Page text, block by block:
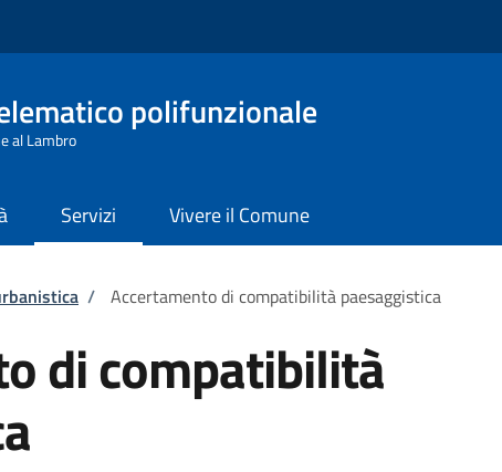
polifunzionale
al Lambro
Servizi Vivere il Comune
/ Accertamento di compatibilità paesaggistica
di compatibilità